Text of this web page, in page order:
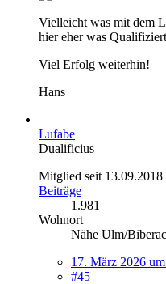
Vielleicht was mit dem
hier eher was
Viel Erfolg weiterhin!
Hans
Lufabe
Dualificius
Mitglied seit 13.09.2018
Beiträge
1.981
Wohnort
Nähe Ulm/
17. März 2026
#45